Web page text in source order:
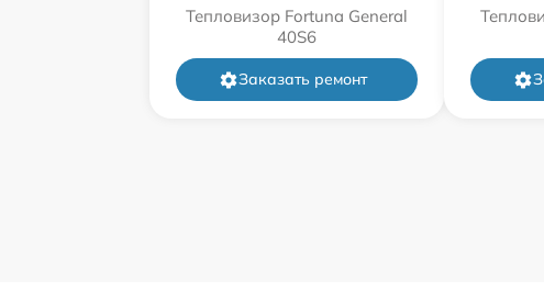
Тепловизор Fortuna General
40S6
Заказать ремонт